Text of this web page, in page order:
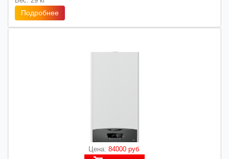
Подробнее
Цена: 84000 руб